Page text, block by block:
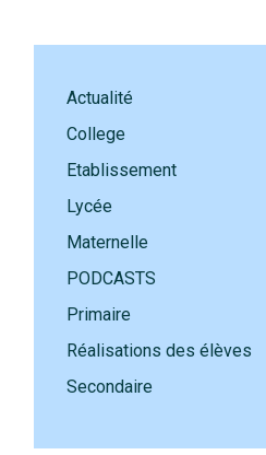
Actualité
College
Etablissement
Lycée
Maternelle
PODCASTS
Primaire
Réalisations des élèves
Secondaire